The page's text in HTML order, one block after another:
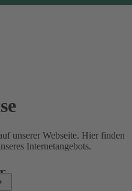
unserer Webseite. Hier finden
Internetangebots.